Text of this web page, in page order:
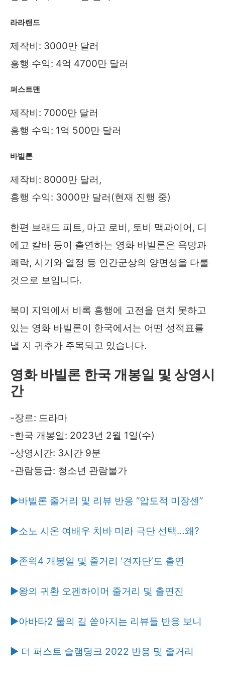
라라랜드
제작비: 3000만 달러
흥행 수익: 4억 4700만 달러
퍼스트맨
제작비: 7000만 달러
흥행 수익: 1억 500만 달러
바빌론
제작비: 8000만 달러,
흥행 수익: 3000만 달러(현재 진행 중)
한편 브래드 피트, 마고 로비, 토비 맥과이어, 디
에고 칼바 등이 출연하는 영화 바빌론은 욕망과
쾌락, 시기와 열정 등 인간군상의 양면성을 다룰
것으로 보입니다.
북미 지역에서 비록 흥행에 고전을 면치 못하고
있는 영화 바빌론이 한국에서는 어떤 성적표를
낼 지 귀추가 주목되고 있습니다.
영화 바빌론 한국 개봉일 및 상영시
간
-장르: 드라마
-한국 개봉일: 2023년 2월 1일(수)
-상영시간: 3시간 9분
-관람등급: 청소년 관람불가
▶바빌론 줄거리 및 리뷰 반응 “압도적 미장센”
▶소노 시온 여배우 치바 미라 극단 선택…왜?
▶존윅4 개봉일 및 줄거리 ‘견자단’도 출연
▶왕의 귀환 오펜하이머 줄거리 및 출연진
▶아바타2 물의 길 쏟아지는 리뷰들 반응 보니
▶ 더 퍼스트 슬램덩크 2022 반응 및 줄거리